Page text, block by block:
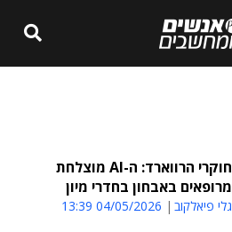
חוקרי הרווארד: ה-AI מוצלחת
מרופאים באבחון בחדרי מיון
גלי פיאלקוב 04/05/2026 13:39